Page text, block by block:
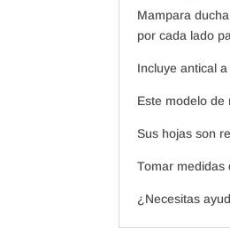
Mampara
por cada lado
Incluye antical
Este modelo de
Sus hojas son
Tomar medidas
¿Necesitas